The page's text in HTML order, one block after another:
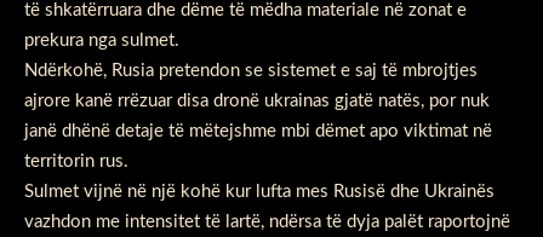
të shkatërruara dhe dëme të mëdha materiale në zonat e
prekura nga sulmet.
Ndërkohë, Rusia pretendon se sistemet e saj të mbrojtjes
ajrore kanë rrëzuar disa dronë ukrainas gjatë natës, por nuk
janë dhënë detaje të mëtejshme mbi dëmet apo viktimat në
territorin rus.
Sulmet vijnë në një kohë kur lufta mes Rusisë dhe Ukrainës
vazhdon me intensitet të lartë, ndërsa të dyja palët raportojnë